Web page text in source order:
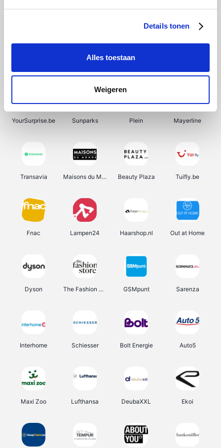
Details tonen
Alles toestaan
Weigeren
SupraBazar Shein Bergfreunde Smartwatchbanden
YourSurprise.be Sunparks Plein Mayerline
Transavia Maisons du Monde Beauty Plaza Tuifly.be
Fnac Lampen24 Haarshop.nl Out at Home
Dyson The Fashion Store GSMpunt Sarenza
Interhome Schiesser Bolt Energie Auto5
Maxi Zoo Lufthansa DeubaXXL Ekoi